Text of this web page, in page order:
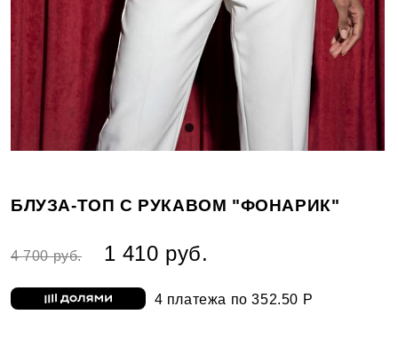
БЛУЗА-ТОП С РУКАВОМ "ФОНАРИК"
4 700 руб. 1 410 руб.
4 платежа по 352.50 Р